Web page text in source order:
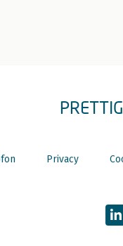
Privacy